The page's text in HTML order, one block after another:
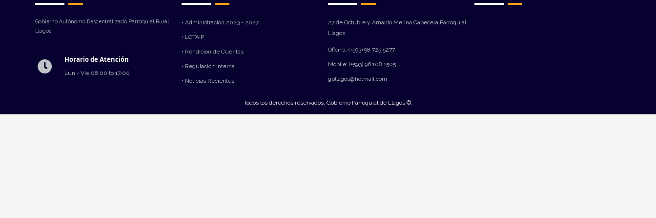
Gobierno Autónomo Descentralizado Parroquial Rural
Llagos.
Horario de Atención
Lun - Vie 08:00 to 17:00
• Administración 2023 - 2027
• LOTAIP
• Rendición de Cuentas
• Regulación Interna
• Noticias Recientes
27 de Octubre y Arnaldo Merino Cabecera Parroquial
Llagos.
Oficina: (+593) 98 725 5277
Mobile: (+593) 96 108 1505
gpllagos@hotmail.com
Todos los derechos reservados. Gobierno Parroquial de Llagos ©.